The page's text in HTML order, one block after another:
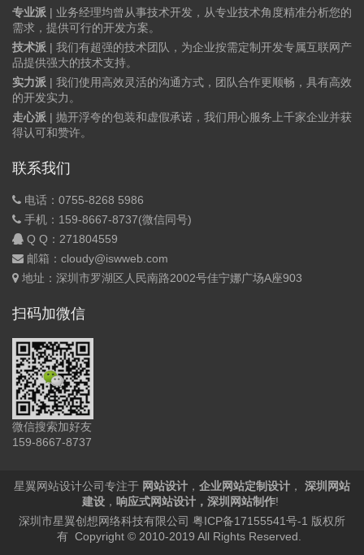
专业派 | 业务经理均曾从事技术开发，从专业技术角度精准分析您的
需求，提供可行的开发方案。
技术派 | 我们有超强的技术团队，为企业按需定制开发专属互联网产
品提供强大的技术支持。
实力派 | 我们使用高效灵活的沟通方式，团队合作更顺畅，具有高效
的开发实力。
走心派 | 抛开浮夸的包装和虚假承诺，我们用心服务上千家企业并获
得认可和赞许。
联系我们
电话：0755-8268 5986
手机：159-8667-8737(微信同号)
Q Q： 271804559
邮箱：cloudy@iswweb.com
地址：深圳市罗湖区人民南路2002号佳宁娜广场A座903
扫码加微信
微信搜索加好友
159-8667-8737
星翼网站设计公司专注于 网站设计 ， 企业网站定制设计 ，
深圳网站
建设 ， 响应式网站设计 ， 深圳网站制作!
深圳市星翼创想网络科技有限公司 粤ICP备17155541号-1 版权所
有 Copyright © 2010-2019 All Rights Reserved.